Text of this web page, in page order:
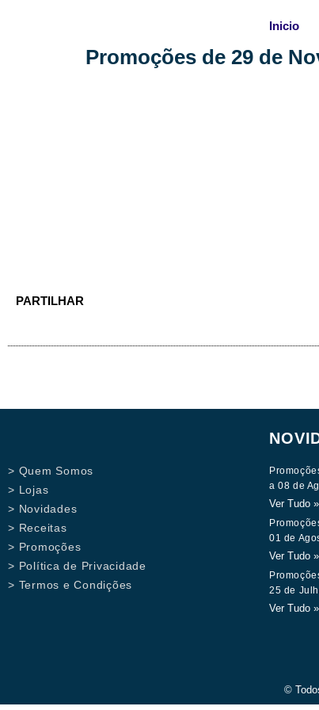
Inicio
Promoções de 29 de
PARTILHAR
> Quem Somos
> Lojas
> Novidades
> Receitas
> Promoções
> Política de Privacidade
> Termos e Condições
a 08 de
Ver Tudo »
01 de
Ver Tudo »
25 de
Ver Tudo »
©